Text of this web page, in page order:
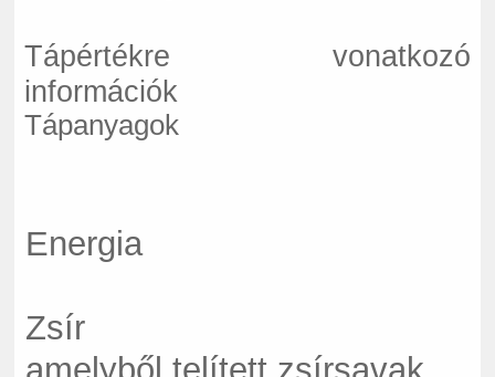
Tápértékre vonatkozó
információk
Tápanyagok
Energia
Zsír